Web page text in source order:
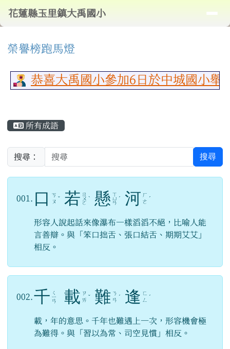
花蓮縣玉里鎮大禹國小
導覽列
花蓮縣玉里鎮大禹國小
上中區域內容
榮譽榜跑馬燈
恭喜大禹國小參加6日於中城國小舉
所有成語
搜尋： 搜尋
001. 口
ㄎ
ㄡ ˇ 若 ㄖ
ㄨ
ㄛ
ˋ 懸 ㄒ
ㄩ
ㄢ
ˊ 河 ㄏ
ㄜ ˊ
形容人說起話來像瀑布一樣滔滔不絕，比喻人能
言善辯。與「笨口拙舌、張口結舌、期期艾艾」
相反。
002. 千 ㄑ
ㄧ
ㄢ 載 ㄗ
ㄞ ˇ 難 ㄋ
ㄢ ˊ 逢 ㄈ
ㄥ
ˊ
載，年的意思。千年也難遇上一次，形容機會極
為難得。與「習以為常、司空見慣」相反。